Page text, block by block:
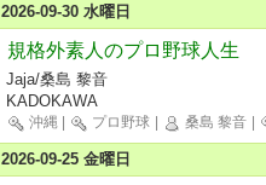
2026-09-30 水曜日
規格外素人のプロ野球人生
Jaja/桑島 黎音
KADOKAWA
沖縄 プロ野球 桑島 黎音
2026-09-25 金曜日